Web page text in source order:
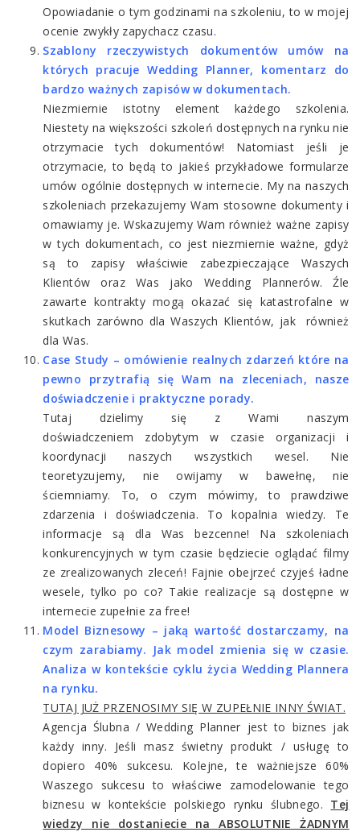
Opowiadanie o tym godzinami na szkoleniu, to w mojej
ocenie zwykły zapychacz czasu.
Szablony rzeczywistych dokumentów umów na
których pracuje Wedding Planner, komentarz do
bardzo ważnych zapisów w dokumentach.
Niezmiernie istotny element każdego szkolenia.
Niestety na większości szkoleń dostępnych na rynku nie
otrzymacie tych dokumentów! Natomiast jeśli je
otrzymacie, to będą to jakieś przykładowe formularze
umów ogólnie dostępnych w internecie. My na naszych
szkoleniach przekazujemy Wam stosowne dokumenty i
omawiamy je. Wskazujemy Wam również ważne zapisy
w tych dokumentach, co jest niezmiernie ważne, gdyż
są to zapisy właściwie zabezpieczające Waszych
Klientów oraz Was jako Wedding Plannerów. Źle
zawarte kontrakty mogą okazać się katastrofalne w
skutkach zarówno dla Waszych Klientów, jak również
dla Was.
Case Study – omówienie realnych zdarzeń które na
pewno przytrafią się Wam na zleceniach, nasze
doświadczenie i praktyczne porady.
Tutaj dzielimy się z Wami naszym
doświadczeniem zdobytym w czasie organizacji i
koordynacji naszych wszystkich wesel. Nie
teoretyzujemy, nie owijamy w bawełnę, nie
ściemniamy. To, o czym mówimy, to prawdziwe
zdarzenia i doświadczenia. To kopalnia wiedzy. Te
informacje są dla Was bezcenne! Na szkoleniach
konkurencyjnych w tym czasie będziecie oglądać filmy
ze zrealizowanych zleceń! Fajnie obejrzeć czyjeś ładne
wesele, tylko po co? Takie realizacje są dostępne w
internecie zupełnie za free!
Model Biznesowy – jaką wartość dostarczamy, na
czym zarabiamy. Jak model zmienia się w czasie.
Analiza w kontekście cyklu życia Wedding Plannera
na rynku.
TUTAJ JUŻ PRZENOSIMY SIĘ W ZUPEŁNIE INNY ŚWIAT.
Agencja Ślubna / Wedding Planner jest to biznes jak
każdy inny. Jeśli masz świetny produkt / usługę to
dopiero 40% sukcesu. Kolejne, te ważniejsze 60%
Waszego sukcesu to właściwe zamodelowanie tego
biznesu w kontekście polskiego rynku ślubnego. Tej
wiedzy nie dostaniecie na ABSOLUTNIE ŻADNYM